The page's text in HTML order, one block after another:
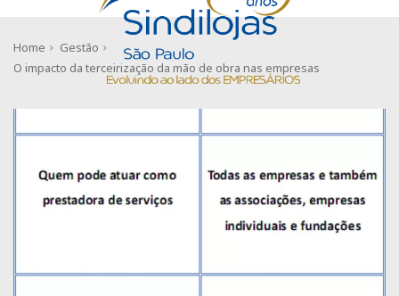
Home
Gestão
O impacto da terceirização da mão de obra nas empresas